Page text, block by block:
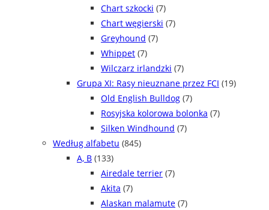
Chart szkocki (7)
Chart węgierski (7)
Greyhound (7)
Whippet (7)
Wilczarz irlandzki (7)
Grupa XI: Rasy nieuznane przez FCI (19)
Old English Bulldog (7)
Rosyjska kolorowa bolonka (7)
Silken Windhound (7)
Według alfabetu (845)
A, B (133)
Airedale terrier (7)
Akita (7)
Alaskan malamute (7)